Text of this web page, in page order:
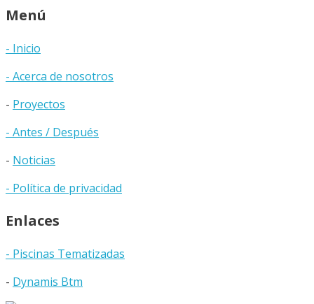
Menú
- Inicio
- Acerca de nosotros
- Proyectos
- Antes / Después
- Noticias
- Política de privacidad
Enlaces
- Piscinas Tematizadas
- Dynamis Btm